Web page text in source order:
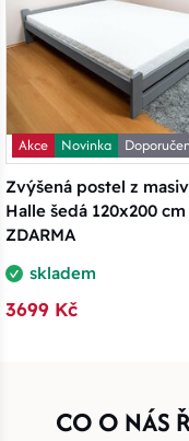
Akce Novinka
Zvýšená postel z
Halle šedá 120x200
ZDARMA
skladem
3699 Kč
CO O NÁS